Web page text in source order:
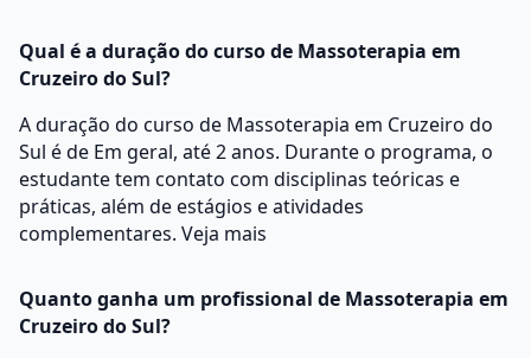
Qual é a duração do curso de Massoterapia em
Cruzeiro do Sul?
A duração do curso de Massoterapia em Cruzeiro do
Sul é de Em geral, até 2 anos. Durante o programa, o
estudante tem contato com disciplinas teóricas e
práticas, além de estágios e atividades
complementares. Veja mais
Quanto ganha um profissional de Massoterapia em
Cruzeiro do Sul?